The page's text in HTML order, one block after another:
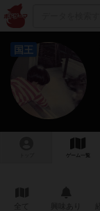
国王
ゲーム一覧